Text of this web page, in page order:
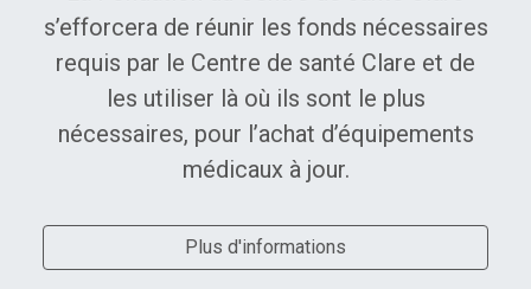
s’efforcera de réunir les fonds nécessaires
requis par le Centre de santé Clare et de
les utiliser là où ils sont le plus
nécessaires, pour l’achat d’équipements
médicaux à jour.
Plus d'informations